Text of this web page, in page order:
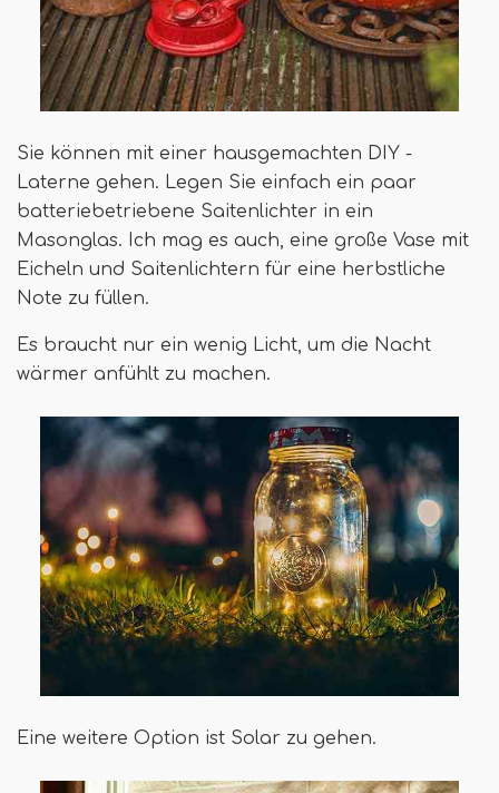
Sie können mit einer hausgemachten DIY -
Laterne gehen. Legen Sie einfach ein paar
batteriebetriebene Saitenlichter in ein
Masonglas. Ich mag es auch, eine große Vase mit
Eicheln und Saitenlichtern für eine herbstliche
Note zu füllen.
Es braucht nur ein wenig Licht, um die Nacht
wärmer anfühlt zu machen.
Eine weitere Option ist Solar zu gehen.